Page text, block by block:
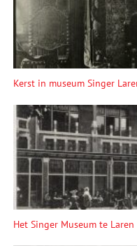
Kerst in museum Singer
Het Singer Museum te Laren